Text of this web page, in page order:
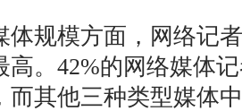
规模方面，网络记者
高。42%的网络媒体
而其他三种类型媒体